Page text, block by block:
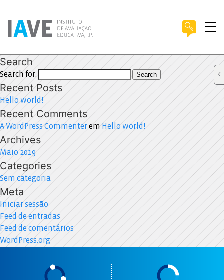
Search
Search for: Search
Recent Posts
Hello world!
Recent Comments
A WordPress Commenterem Hello world!
Archives
Maio 2019
Categories
Sem categoria
Meta
Iniciar sessão
Feed de entradas
Feed de comentários
WordPress.org